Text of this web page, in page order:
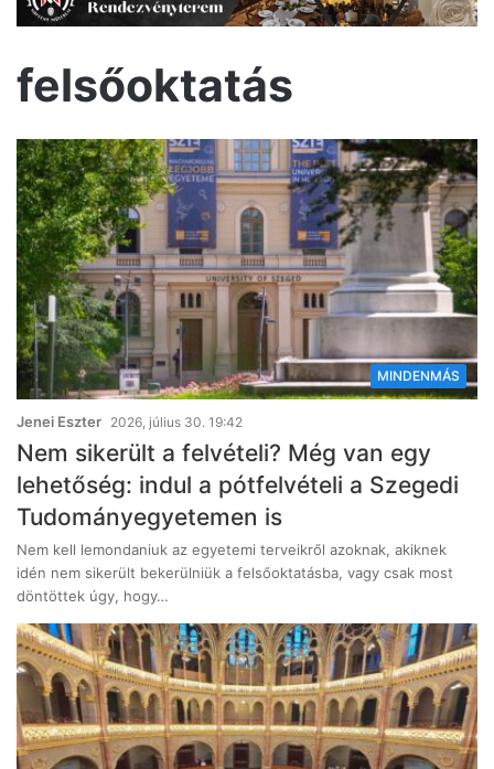
felsőoktatás
MINDENMÁS
Jenei Eszter 2026, július 30. 19:42
Nem sikerült a felvételi? Még van egy
lehetőség: indul a pótfelvételi a Szegedi
Tudományegyetemen is
Nem kell lemondaniuk az egyetemi terveikről azoknak, akiknek
idén nem sikerült bekerülniük a felsőoktatásba, vagy csak most
döntöttek úgy, hogy…